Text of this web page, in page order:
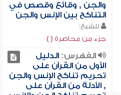
والجن , وقائع وقصص في
التناكح بين الإنس والجن
للشيخ:
جزء من محاضرة ( )
الفهرس:الدليل
الأول من القرآن على
تحريم تناكح الإنس والجن
, الأدلة من القرآن على